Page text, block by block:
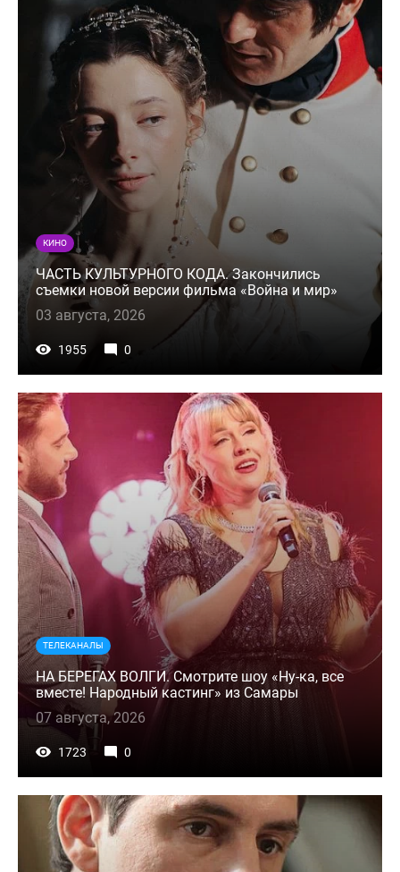
КИНО
ЧАСТЬ КУЛЬТУРНОГО КОДА. Закончились
съемки новой версии фильма «Война и мир»
03 августа, 2026
1955 0
ТЕЛЕКАНАЛЫ
НА БЕРЕГАХ ВОЛГИ. Смотрите шоу «Ну-ка, все
вместе! Народный кастинг» из Самары
07 августа, 2026
1723 0